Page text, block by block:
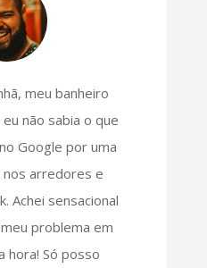
meu banheiro
não sabia o que
Google por uma
arredores e
Achei sensacional
problema em
hora! Só posso